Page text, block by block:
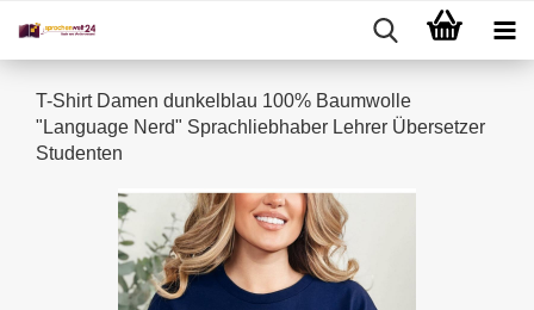
T-Shirt Damen dunkelblau 100% Baumwolle
"Language Nerd" Sprachliebhaber Lehrer Übersetzer
Studenten